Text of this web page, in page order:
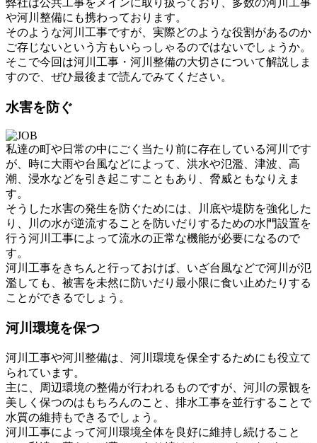
や河川整備にも携わっております。
そのような河川工事ですが、実際どのような役割があるのか
ご存じないという方もいらっしゃるのではないでしょうか。
そこで今回は河川工事・河川整備の大切さについて解説しま
すので、ぜひ最後まで読んでみてください。
水害を防ぐ
私達の町や日常の中にごく当たり前に存在している河川です
が、時に大雨や台風などによって、洪水や氾濫、津波、高
潮、浸水などを引き起こすこともあり、脅威ともなりえま
す。
そうした水害の発生を防ぐためには、川底や堤防を強化した
り、川の水が逆流することを防いだりするための水門設置を
行う河川工事によって流水の正常な機能が必要になるので
す。
河川工事をきちんと行っておけば、いざ台風などで河川が氾
濫しても、被害を未然に防いだり最小限に食い止めたりする
ことができるでしょう。
河川環境を保つ
河川工事や河川整備は、河川環境を保全するためにも役立て
られています。
主に、周辺環境の整備が行われるものですが、河川の景観を
美しく保つのはもちろんのこと、排水工事を並行することで
水質の維持もできるでしょう。
河川工事によって河川環境全体を良好に維持し続けること